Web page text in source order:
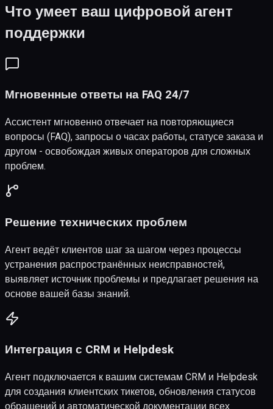
Что умеет ваш цифровой агент
поддержки
Мгновенные ответы на FAQ 24/7
Ассистент мгновенно отвечает на повторяющиеся
вопросы (FAQ), запросы о часах работы, статусе заказа и
другом - освобождая живых операторов для сложных
проблем.
Решение технических проблем
Агент ведёт клиентов шаг за шагом через процессы
устранения распространённых неисправностей,
выявляет источник проблемы и предлагает решения на
основе вашей базы знаний.
Интеграция с CRM и Helpdesk
Агент подключается к вашим системам CRM и Helpdesk
для создания клиентских тикетов, обновления статусов